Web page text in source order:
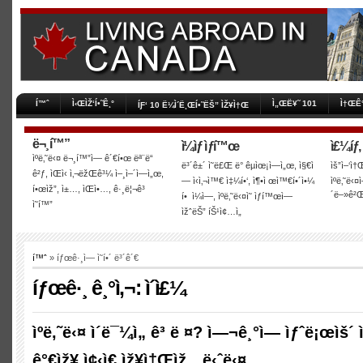
Í™ˆ Ì‹ŒÌŽ‘Í•˜Ê¸° ÍƑ‘ 10 Ë¼Ì´Ë¸ŒÍ•˜ËŠ” ÌŽ¥Ì†Œ Ì„ŒË¥˜ 101
ë¬¸í™”
ìºë‚˜ë‹¤ ë¬¸í™”ì— ê´€í•œ ëª¨ë“
ê²ƒ, ìŒì‹ ì‚¬ëžŒê³¼ ì–¸ì–´ì—ì„œ,
í•œìž”, ì±…, ìŒì•…, ê·¸ë¦¬ê³
ì˜í™”
ì¼ìƒ ìƒí™œ
ë³´ê±´ ì˜ë£Œ ë° êµìœ¡ì—ì„œ, ì§€ì
—­ ì‹ì‚¬ì™€ ì‡¼í•‘, ì¶•ì œì™€í•´ì•¼
í• ì¼ì—, ìºë‚˜ë‹¤ì˜ ìƒí™œì—
ìžˆëŠ” íŠ¹ì¢…ì„
ì£¼íƒ,
í™ˆ » íƒœê·¸ì— ì˜í•´ ë³´ê´€
íƒœê·¸ ê¸°ì‚¬: ì´ì£¼
ìºë‚˜ë‹¤ ì´ë¯¼ì„ ê³ ë ¤? ì—¬ê¸°ì— ìƒˆë¡œìš´